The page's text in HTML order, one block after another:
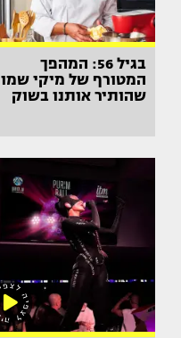
בגיל 56: המהפך
המטורף של מיקי שמו
שהותיר אותנו בשוק